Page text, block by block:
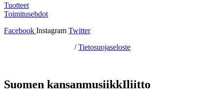
Tuotteet
Toimitusehdot
Facebook Instagram Twitter
/Tietosuojaseloste
Suomen kansanmusiikkIliitto